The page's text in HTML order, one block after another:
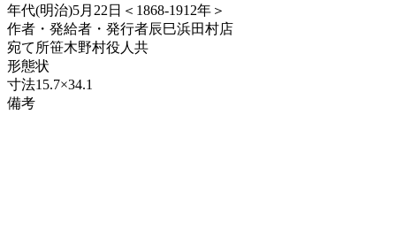
年代(明治)5月22日＜1868-1912年＞
作者・発給者・発行者辰巳浜田村店
宛て所笹木野村役人共
形態状
寸法15.7×34.1
備考